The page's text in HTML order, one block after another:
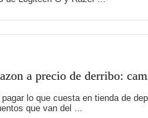
a precio de derribo:
lo que cuesta en tienda de
que van del ...